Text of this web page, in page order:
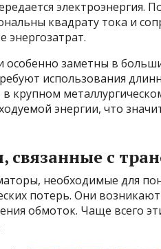
электроэнергия.
квадрату тока и
энергозатрат.
особенно заметны в
использования
крупном
энергии, что
связанные с
необходимые для
потерь. Они
обмоток. Чаще всего